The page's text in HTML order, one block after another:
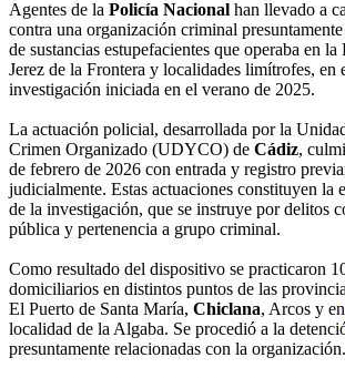
Agentes de la Policía Nacional han llevado a
contra una organización criminal
de sustancias estupefacientes que operaba en la
Jerez de la Frontera y localidades limítrofes, en
investigación iniciada en el verano de 2025.
La actuación policial, desarrollada por la
Crimen Organizado (UDYCO) de Cádiz,
de febrero de 2026 con entrada y registro
judicialmente. Estas actuaciones constituyen la
de la investigación, que se instruye por delitos
pública y pertenencia a grupo criminal.
Como resultado del dispositivo se practicaron
domiciliarios en distintos puntos de las
El Puerto de Santa María, Chiclana, Arcos y en
localidad de la Algaba. Se procedió a la
presuntamente relacionadas con la organización.